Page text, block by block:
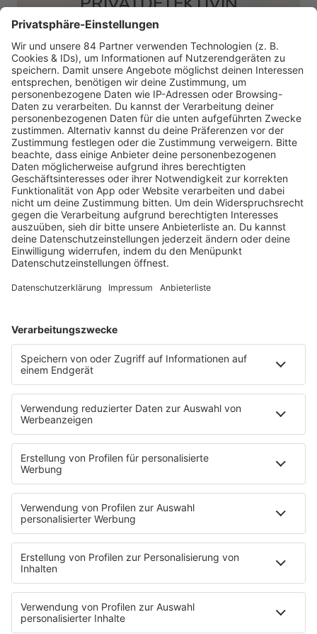
MEHR LESEN
HOME
RADIOS
barba radio
Lagerfeuer
Füße hoch
Schmusekatze
Song Contest
Mädelsabend
Ich hasse Sport
Sonntag Morgen
Strandbar
Putzfimmel
Deutschpop
Deutsche Liebeslieder
PODCASTS
Mit den Waffeln einer Frau
Frühstück bei Barbara
Brave & One
NotAufnahme
"Bewerbung und Karriere"
Aber bitte mit Schlager
Erdbeerkäse
Fitness mit M.A.R.K
Glück in Worten
Todesursache